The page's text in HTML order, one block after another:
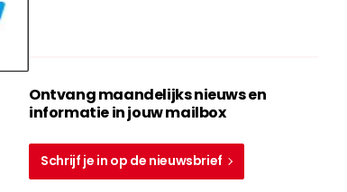
Ontvang maandelijks nieuws en
informatie in jouw mailbox
Schrijf je in op de nieuwsbrief